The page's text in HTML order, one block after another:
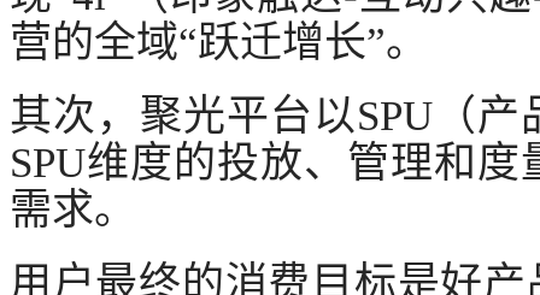
营的全域“跃迁增长”。
其次，聚光平台以SPU（
SPU维度的投放、管理和
需求。
用户最终的消费目标是好